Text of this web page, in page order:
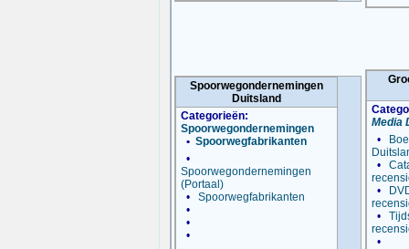
Spoorwegondernemingen
Duitsland
Categorieën:
Spoorwegondernemingen
• Spoorwegfabrikanten
•
Spoorwegondernemingen
(Portaal)
• Spoorwegfabrikanten
•
•
•
Media
•
•
•
•
•